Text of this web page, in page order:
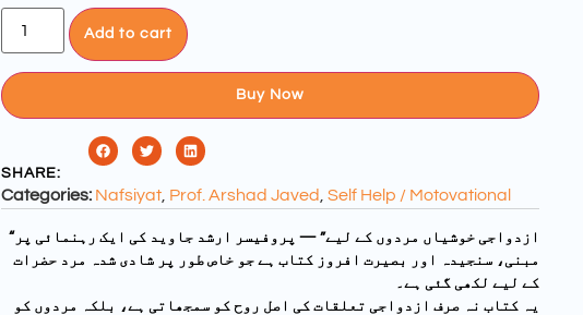
Add to cart
Buy Now
SHARE:
Categories: Nafsiyat, Prof. Arshad Javed Self Help / Motovational
“ازدواجی خوشیاں مردوں کے لیے” — پروفیسر ارشد جاوید کی ایک رہنمائی پر
مبنی، سنجیدہ اور بصیرت افروز کتاب ہے جو خاص طور پر شادی شدہ مرد حضرات
کے لیے لکھی گئی ہے۔
یہ کتاب نہ صرف ازدواجی تعلقات کی اصل روح کو سمجھاتی ہے، بلکہ مردوں کو